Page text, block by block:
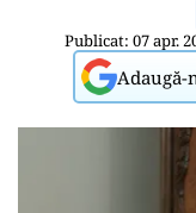
Publicat: 07 apr.
Adaugă-